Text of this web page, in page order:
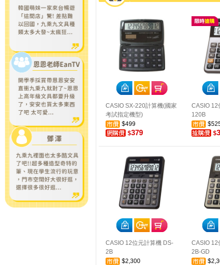
CASIO SX-220計算機(國家
考試指定機型)
$499
$379
CASIO 12
120B
$
CASIO 12位元計算機 DS-
2B
$2,300
CASIO 12
2B-GD